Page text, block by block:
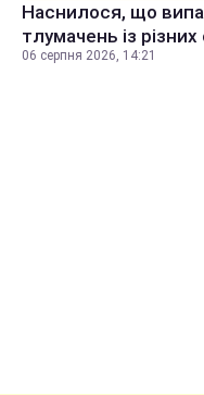
Наснилося, що
тлумачень із різних
06 серпня 2026, 14:21